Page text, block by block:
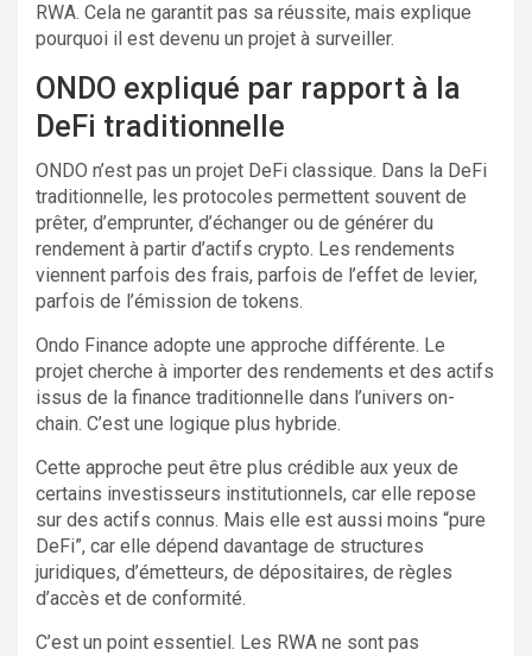
RWA. Cela ne garantit pas sa réussite, mais explique
pourquoi il est devenu un projet à surveiller.
ONDO expliqué par rapport à la
DeFi traditionnelle
ONDO n’est pas un projet DeFi classique. Dans la DeFi
traditionnelle, les protocoles permettent souvent de
prêter, d’emprunter, d’échanger ou de générer du
rendement à partir d’actifs crypto. Les rendements
viennent parfois des frais, parfois de l’effet de levier,
parfois de l’émission de tokens.
Ondo Finance adopte une approche différente. Le
projet cherche à importer des rendements et des actifs
issus de la finance traditionnelle dans l’univers on-
chain. C’est une logique plus hybride.
Cette approche peut être plus crédible aux yeux de
certains investisseurs institutionnels, car elle repose
sur des actifs connus. Mais elle est aussi moins “pure
DeFi”, car elle dépend davantage de structures
juridiques, d’émetteurs, de dépositaires, de règles
d’accès et de conformité.
C’est un point essentiel. Les RWA ne sont pas